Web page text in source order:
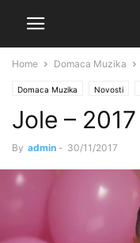
Home Domaca Muzika
Domaca Muzika Novosti
Jole –
By admin - 30/11/2017